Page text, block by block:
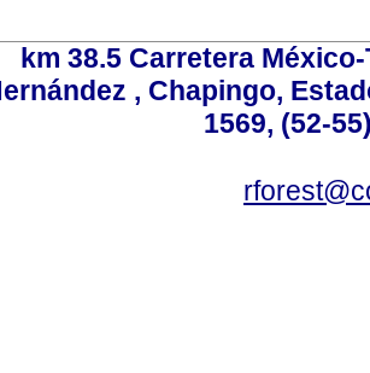
km 38.5 Carretera
, Chapingo,
1569, (52-